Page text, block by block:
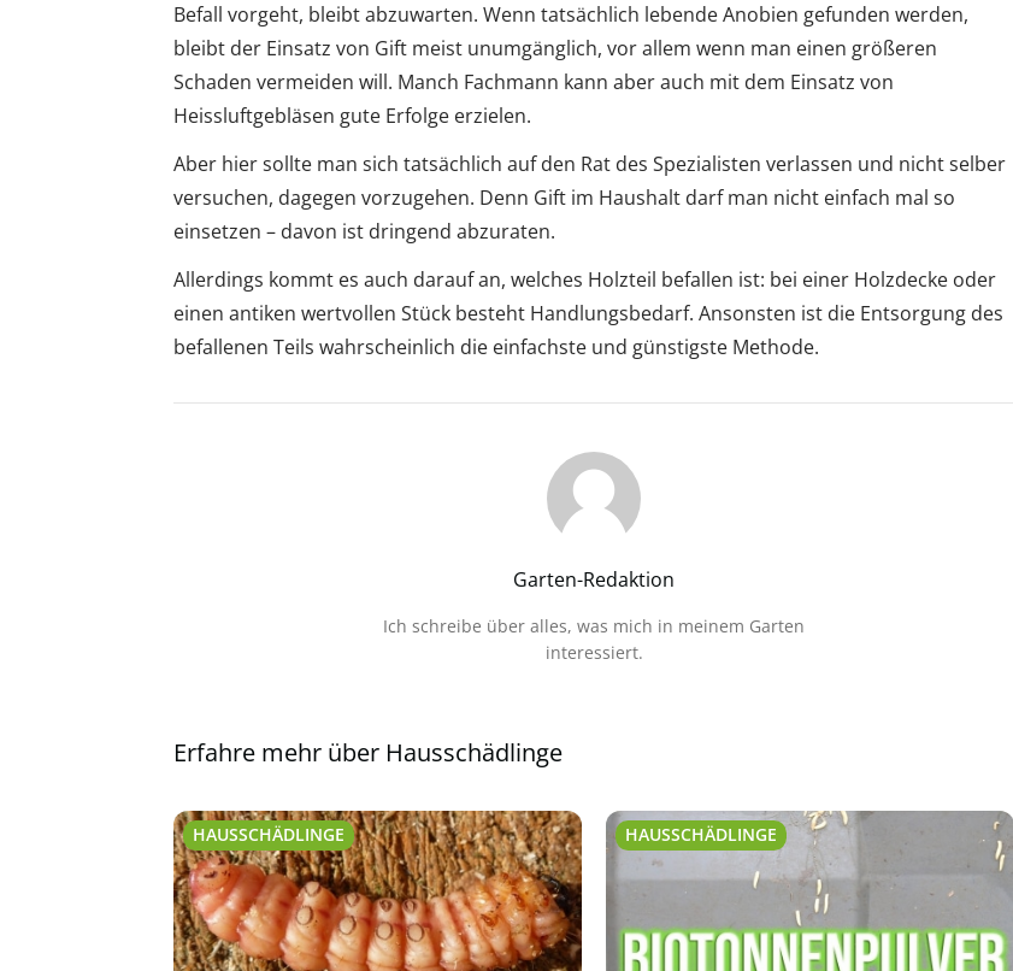
Befall vorgeht, bleibt abzuwarten. Wenn tatsächlich lebende Anobien gefunden werden,
bleibt der Einsatz von Gift meist unumgänglich, vor allem wenn man einen größeren
Schaden vermeiden will. Manch Fachmann kann aber auch mit dem Einsatz von
Heissluftgebläsen gute Erfolge erzielen.
Aber hier sollte man sich tatsächlich auf den Rat des Spezialisten verlassen und nicht selber
versuchen, dagegen vorzugehen. Denn Gift im Haushalt darf man nicht einfach mal so
einsetzen – davon ist dringend abzuraten.
Allerdings kommt es auch darauf an, welches Holzteil befallen ist: bei einer Holzdecke oder
einen antiken wertvollen Stück besteht Handlungsbedarf. Ansonsten ist die Entsorgung des
befallenen Teils wahrscheinlich die einfachste und günstigste Methode.
Garten-Redaktion
Ich schreibe über alles, was mich in meinem Garten
interessiert.
Erfahre mehr über Hausschädlinge
HAUSSCHÄDLINGE HAUSSCHÄDLINGE